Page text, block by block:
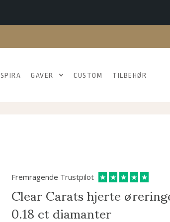
SPIRA GAVER CUSTOM TILBEHØR
Fremragende Trustpilot ★ ★ ★ ★ ★
Clear Carats hjerte
0.18 ct diamanter